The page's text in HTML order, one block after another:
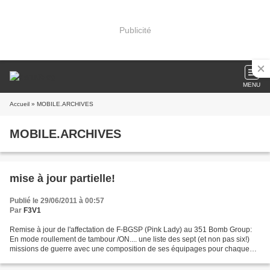
Publicité
MENU
Accueil » MOBILE.ARCHIVES
MOBILE.ARCHIVES
mise à jour partielle!
Publié le 29/06/2011 à 00:57
Par F3V1
Remise à jour de l'affectation de F-BGSP (Pink Lady) au 351 Bomb Group:
En mode roullement de tambour /ON.... une liste des sept (et non pas six!)
missions de guerre avec une composition de ses équipages pour chaque